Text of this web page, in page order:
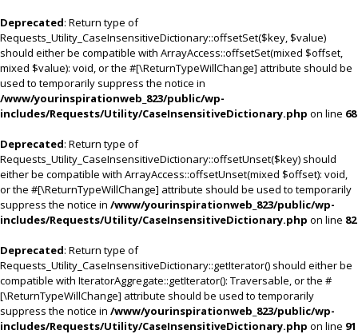
Deprecated: Return type of
Requests_Utility_CaseInsensitiveDictionary::offsetSet($key, $value)
should either be compatible with ArrayAccess::offsetSet(mixed $offset,
mixed $value): void, or the #[\ReturnTypeWillChange] attribute should be
used to temporarily suppress the notice in
/www/yourinspirationweb_823/public/wp-
includes/Requests/Utility/CaseInsensitiveDictionary.php on line 68
Deprecated: Return type of
Requests_Utility_CaseInsensitiveDictionary::offsetUnset($key) should
either be compatible with ArrayAccess::offsetUnset(mixed $offset): void,
or the #[\ReturnTypeWillChange] attribute should be used to temporarily
suppress the notice in /www/yourinspirationweb_823/public/wp-
includes/Requests/Utility/CaseInsensitiveDictionary.php on line 82
Deprecated: Return type of
Requests_Utility_CaseInsensitiveDictionary::getIterator() should either be
compatible with IteratorAggregate::getIterator(): Traversable, or the #
[\ReturnTypeWillChange] attribute should be used to temporarily
suppress the notice in /www/yourinspirationweb_823/public/wp-
includes/Requests/Utility/CaseInsensitiveDictionary.php on line 91